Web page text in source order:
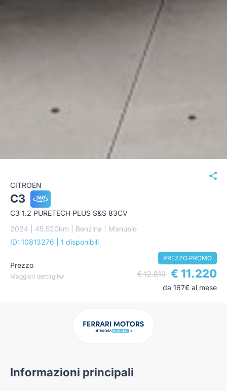
CITROEN
C3
C3 1.2 PURETECH PLUS S&S 83CV
2024 | 45.520km | Benzina | Manuale
ID: 10813276
| 1 disponibili
Prezzo
Maggiori dettagli
PREZZO PROMO
€ 12.810 € 11.220
da 167€ al mese
Informazioni principali